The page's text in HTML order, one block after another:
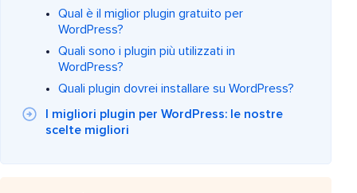
Qual è il miglior plugin gratuito per
WordPress?
Quali sono i plugin più utilizzati in
WordPress?
Quali plugin dovrei installare su WordPress?
I migliori plugin per WordPress: le nostre
scelte migliori